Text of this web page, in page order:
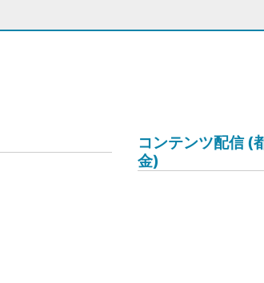
コンテンツ配信 (
金)